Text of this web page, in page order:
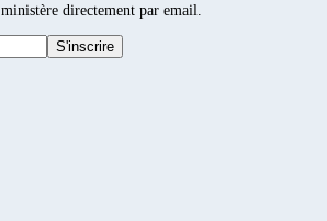
directement par email.
S'inscrire